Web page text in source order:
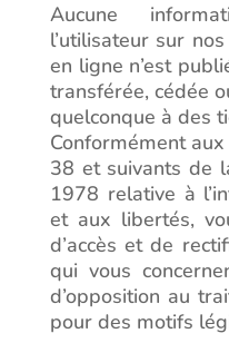
Aucune
l’utilisateur sur
en ligne n’est
transférée, cédée
quelconque à des
Conformément
38 et suivants de
1978 relative à
et aux libertés,
d’accès et de
qui vous
d’opposition au
pour des motifs